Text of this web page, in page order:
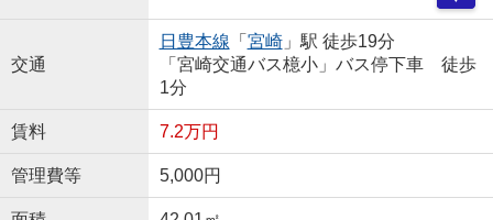
交通
日豊本線 「 宮崎」駅 徒歩19分
「宮崎交通バス檍小」バス停下車 徒歩
1分
賃料 7.2万円
管理費等 5,000円